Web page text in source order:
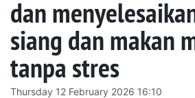
dan
siang dan makan
tanpa stres
Thursday 12 February 2026 16:10